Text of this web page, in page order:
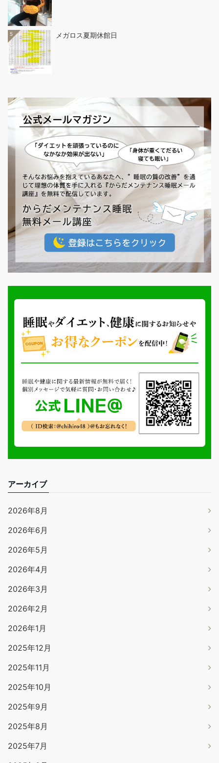
5 メガロス夏期休館日
アーカイブ
2026年8月
2026年6月
2026年5月
2026年4月
2026年3月
2026年2月
2026年1月
2025年12月
2025年11月
2025年10月
2025年9月
2025年8月
2025年7月